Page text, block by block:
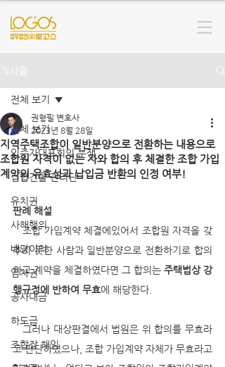
게시물
전체 보기
입주자대표회의 분쟁
집합건물 관리단
유치권
사해행위
배당이의
임차권
공사대금
하도급
조합장 해임
전체 보기
지역주택조합이 일반분양으로 전환하는 내용으로
조합원 자격이 없는 자와 합의 후 체결한 조합 가입
계약의 유효성과 납입금 반환의 인정 여부!
권형필 변호사
2023년 8월 28일
판례 해설
   조합 가입계약 체결에있어서 조합원 자격을 갖
추지 못한 사람과 일반분양으로 전환하기로 합의
하고 계약을 체결하였다면 그 합의는 주택법상 강
행규정에 반하여 무효에 해당한다.
   그러나 대상판결에서 법원은 위 합의를 무효라
고 판단하였으나, 조합 가입계약 자체가 무효라고